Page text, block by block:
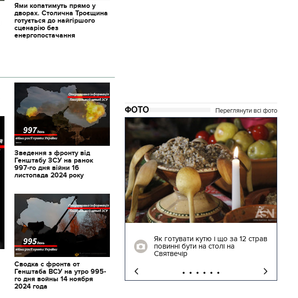
Ями копатимуть прямо у
дворах. Столична Троєщина
готується до найгіршого
сценарію без
енергопостачання
Зведення з фронту від
Генштабу ЗСУ на ранок
997-го дня війни 16
листопада 2024 року
Сводка с фронта от
Генштаба ВСУ на утро 995-
го дня войны 14 ноября
2024 года
ФОТО Переглянути всі фото
11.10.2017 | 16:22
Часи Русі: як виглядають
декорації до фільму "Сторожова
застава"
Як готувати кутю і що за 12 страв
повинні бути на столі на
Святвечір